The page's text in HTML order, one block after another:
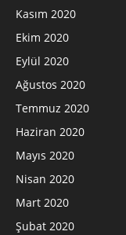
Kasım 2020
Ekim 2020
Eylül 2020
Ağustos 2020
Temmuz 2020
Haziran 2020
Mayıs 2020
Nisan 2020
Mart 2020
Şubat 2020